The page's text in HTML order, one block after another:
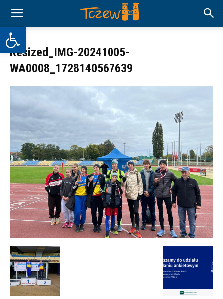
Otwórz pasek narzędzi
Resized_IMG-20241005-
WA0008_1728140567639